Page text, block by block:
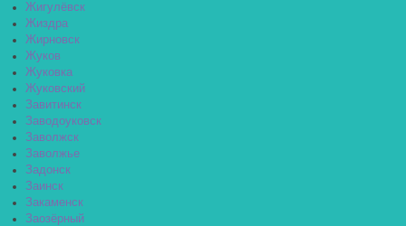
Жигулёвск
Жиздра
Жирновск
Жуков
Жуковка
Жуковский
Завитинск
Заводоуковск
Заволжск
Заволжье
Задонск
Заинск
Закаменск
Заозёрный